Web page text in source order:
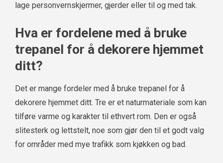
lage personvernskjermer, gjerder eller til og med tak.
Hva er fordelene med å bruke
trepanel for å dekorere hjemmet
ditt?
Det er mange fordeler med å bruke trepanel for å
dekorere hjemmet ditt. Tre er et naturmateriale som kan
tilføre varme og karakter til ethvert rom. Den er også
slitesterk og lettstelt, noe som gjør den til et godt valg
for områder med mye trafikk som kjøkken og bad.